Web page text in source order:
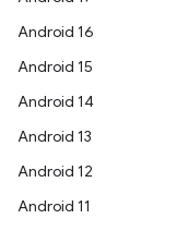
Android 16
Android 15
Android 14
Android 13
Android 12
Android 11